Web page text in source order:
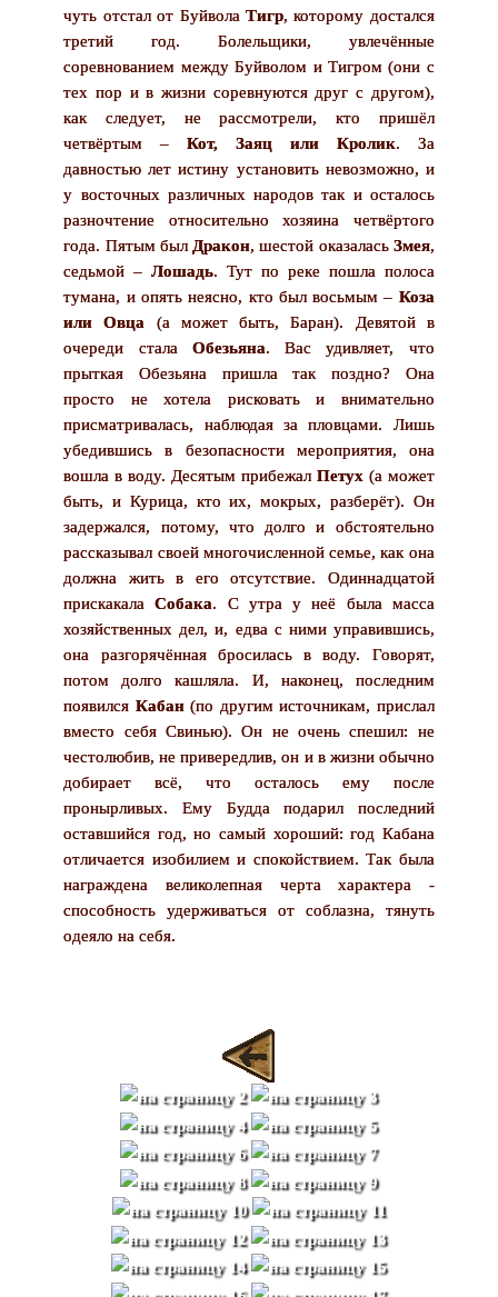
чуть отстал от Буйвола Тигр, которому достался
третий год. Болельщики, увлечённые
соревнованием между Буйволом и Тигром (они с
тех пор и в жизни соревнуются друг с другом),
как следует, не рассмотрели, кто пришёл
четвёртым –Кот, Заяц или Кролик. За
давностью лет истину установить невозможно, и
у восточных различных народов так и осталось
разночтение относительно хозяина четвёртого
года. Пятым был Дракон, шестой оказалась Змея,
седьмой –Лошадь. Тут по реке пошла полоса
тумана, и опять неясно, кто был восьмым – Коза
или Овца (а может быть, Баран). Девятой в
очереди стала Обезьяна. Вас удивляет, что
прыткая Обезьяна пришла так поздно? Она
просто не хотела рисковать и внимательно
присматривалась, наблюдая за пловцами. Лишь
убедившись в безопасности мероприятия, она
вошла в воду. Десятым прибежал Петух(а может
быть, и Курица, кто их, мокрых, разберёт). Он
задержался, потому, что долго и обстоятельно
рассказывал своей многочисленной семье, как она
должна жить в его отсутствие. Одиннадцатой
прискакалаСобака. С утра у неё была масса
хозяйственных дел, и, едва с ними управившись,
она разгорячённая бросилась в воду. Говорят,
потом долго кашляла. И, наконец, последним
появился Кабан(по другим источникам, прислал
вместо себя Свинью). Он не очень спешил: не
честолюбив, не привередлив, он и в жизни обычно
добирает всё, что осталось ему после
пронырливых. Ему Будда подарил последний
оставшийся год, но самый хороший: год Кабана
отличается изобилием и спокойствием. Так была
награждена великолепная черта характера -
способность удерживаться от соблазна, тянуть
одеяло на себя.